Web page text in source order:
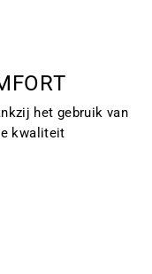
het gebruik van
kwaliteit